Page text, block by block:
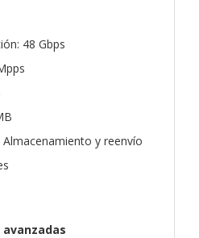
48 Gbps
y reenvío